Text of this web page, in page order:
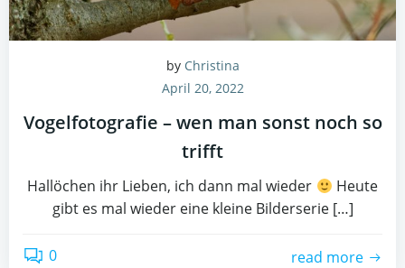
by Christina
April 20, 2022
Vogelfotografie – wen man sonst noch so
trifft
Hallöchen ihr Lieben, ich dann mal wieder
Heute
gibt es mal wieder eine kleine Bilderserie […]
0 read more